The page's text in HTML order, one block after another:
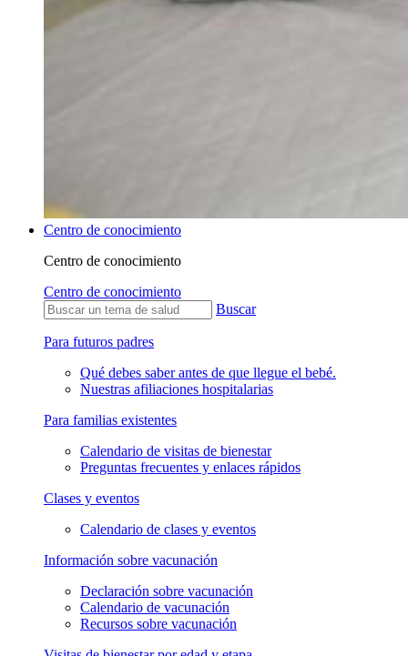
Centro de conocimiento
Centro de conocimiento
Centro de conocimiento
Buscar
Para futuros padres
Qué debes saber antes de que llegue el bebé.
Nuestras afiliaciones hospitalarias
Para familias existentes
Calendario de visitas de bienestar
Preguntas frecuentes y enlaces rápidos
Clases y eventos
Calendario de clases y eventos
Información sobre vacunación
Declaración sobre vacunación
Calendario de vacunación
Recursos sobre vacunación